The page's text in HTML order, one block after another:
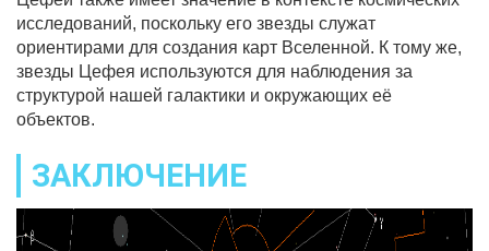
исследований, поскольку его звезды служат
ориентирами для создания карт Вселенной. К тому же,
звезды Цефея используются для наблюдения за
структурой нашей галактики и окружающих её
объектов.
ЗАКЛЮЧЕНИЕ